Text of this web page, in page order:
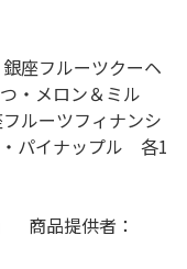
座フルーツクーヘ
・メロン＆ミル
ルーツフィナンシ
パイナップル 各1
商品提供者：